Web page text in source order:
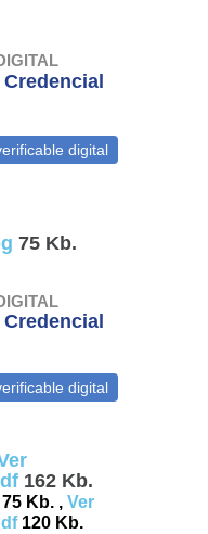
75 Kb.
162 Kb.
75 Kb. ,Ver
120 Kb.